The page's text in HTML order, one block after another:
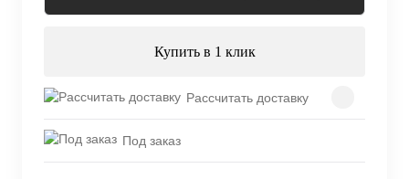
Купить в 1 клик
Рассчитать доставку
Под заказ